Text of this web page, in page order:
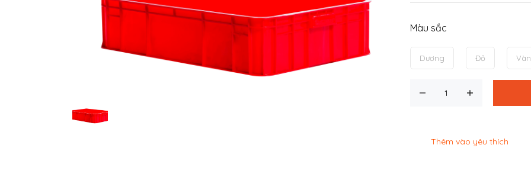
Thêm vào yêu thích
Màu sắc
Dương Đỏ